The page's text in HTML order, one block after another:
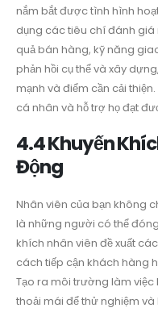
nắm bắt được tình hình
dụng các tiêu chí đánh
quả bán hàng, kỹ năng
phản hồi cụ thể và xây
mạnh và điểm cần cải
cá nhân và hỗ trợ họ đạt
4.4 Khuyến
Động
Nhân viên của bạn không
là những người có thể
khích nhân viên đề xuất
cách tiếp cận khách hàng
Tạo ra môi trường làm việc
thoải mái để thử nghiệm